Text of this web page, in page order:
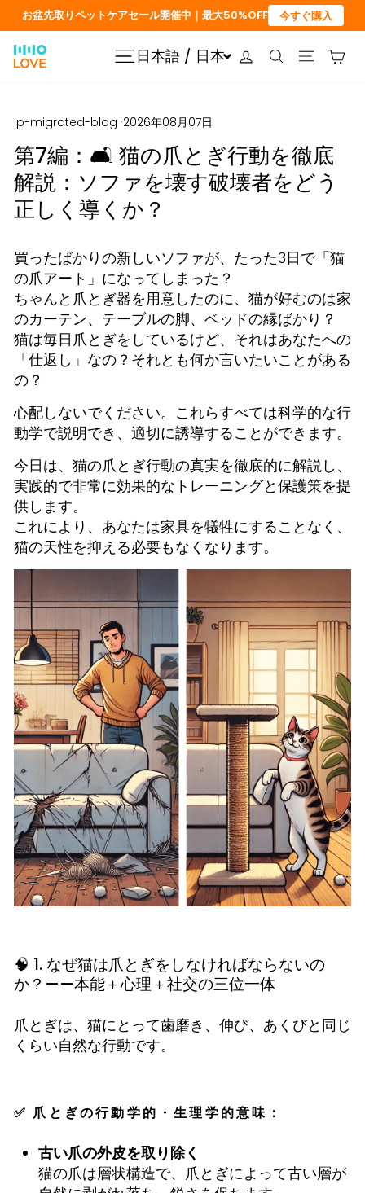
ン
ス
お盆先取りペットケアセール開催中｜最大50%OFF 今すぐ購入
サイトナビゲーション
日本語 / 日本 ログイン
検索サイトナ
カ
jp-migrated-blog ·2026年08月07日
第7編：🛋️ 猫の爪とぎ行動を徹底
解説：ソファを壊す破壊者をどう
正しく導くか？
買ったばかりの新しいソファが、たった3日で「猫
の爪アート」になってしまった？
ちゃんと爪とぎ器を用意したのに、猫が好むのは家
のカーテン、テーブルの脚、ベッドの縁ばかり？
猫は毎日爪とぎをしているけど、それはあなたへの
「仕返し」なの？それとも何か言いたいことがある
の？
心配しないでください。これらすべては科学的な行
動学で説明でき、適切に誘導することができます。
今日は、猫の爪とぎ行動の真実を徹底的に解説し、
実践的で非常に効果的なトレーニングと保護策を提
供します。
これにより、あなたは家具を犠牲にすることなく、
猫の天性を抑える必要もなくなります。
🧠 1. なぜ猫は爪とぎをしなければならないの
か？——本能＋心理＋社交の三位一体
爪とぎは、猫にとって歯磨き、伸び、あくびと同じ
くらい自然な行動です。
✅ 爪とぎの行動学的・生理学的意味：
古い爪の外皮を取り除く
猫の爪は層状構造で、爪とぎによって古い層が